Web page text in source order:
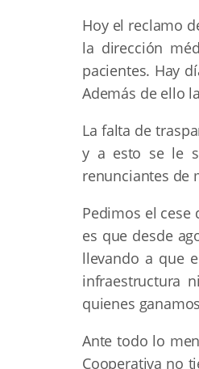
Hoy el reclamo
la dirección
pacientes. Hay
Además de ello
La falta de
y a esto se le
renunciantes de
Pedimos el
es que desde
llevando a que
infraestructura
quienes
Ante todo lo
Cooperativa no